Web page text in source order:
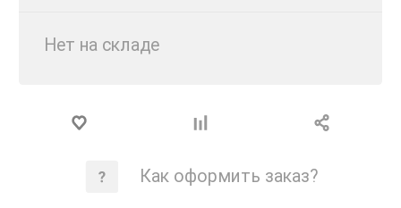
Нет на складе
Как оформить заказ?